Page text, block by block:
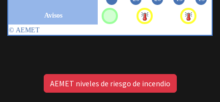
AEMET niveles de riesgo de incendio